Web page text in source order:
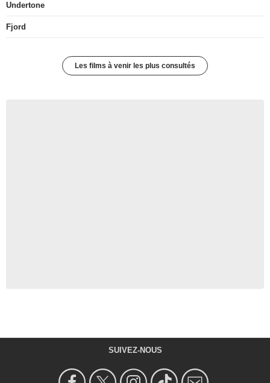
Undertone
Fjord
Les films à venir les plus consultés
SUIVEZ-NOUS